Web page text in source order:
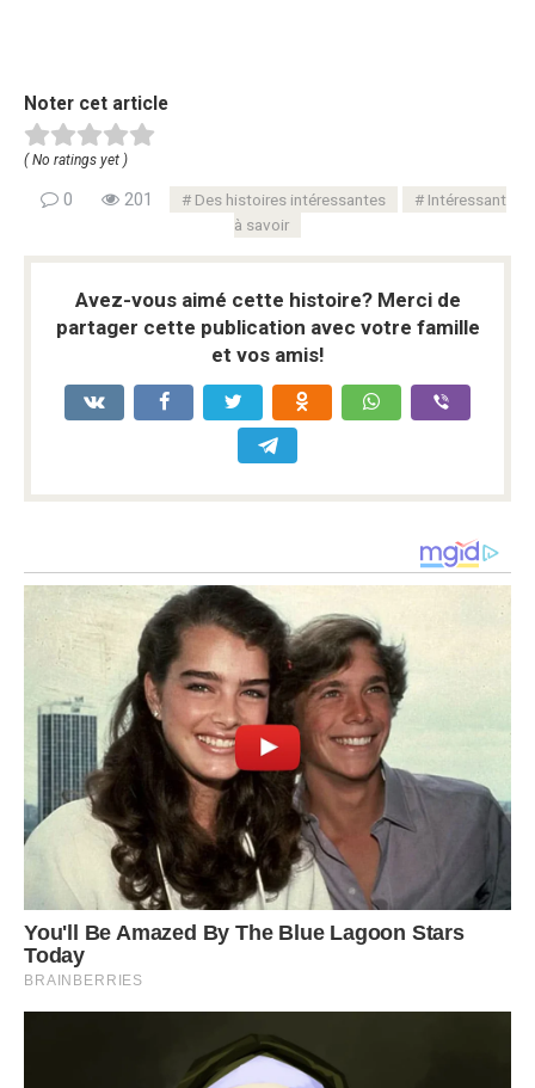
Noter cet article
( No ratings yet )
0 201 Des histoires intéressantes
Intéressant
à savoir
Avez-vous aimé cette histoire? Merci de
partager cette publication avec votre famille
et vos amis!